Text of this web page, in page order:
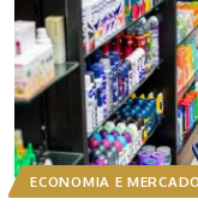
ECONOMIA E MERCADO